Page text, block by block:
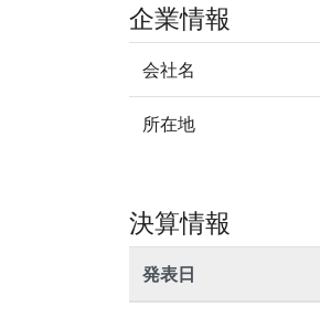
企業情報
会社名
所在地
決算情報
発表日